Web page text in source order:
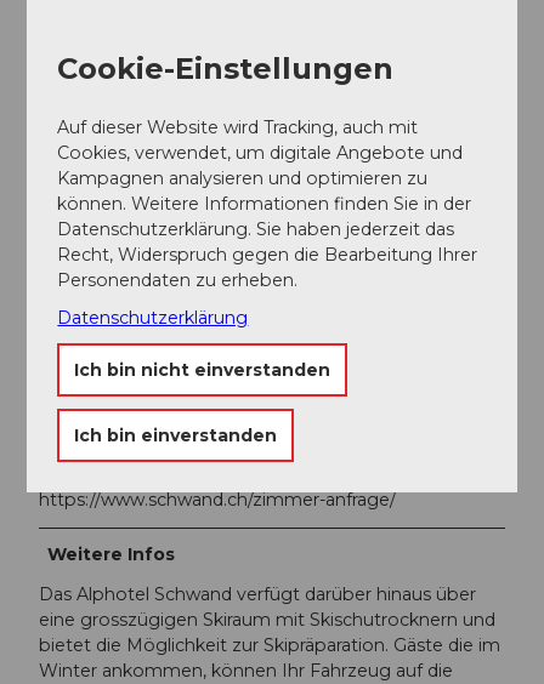
Kostenlos für Restaurant- und Hotelgäste
Der nächste Bahnhof befindet sich in Sörenberg.
Die Bahn fährt im Halbstunden-Takt von Luzern oder
Bern nach Schüpfheim –
mit Anschluss auf das Postauto Richtung Sörenberg.
Shuttle Service
Nur im Winter möglich
Social Media
Facebook
Preisinformationen
https://www.schwand.ch/zimmer-anfrage/
Weitere Infos
Das Alphotel Schwand verfügt darüber hinaus über
eine grosszügigen Skiraum mit Skischutrocknern und
bietet die Möglichkeit zur Skipräparation. Gäste die im
Winter ankommen, können Ihr Fahrzeug auf die
Cookie-Einstellungen
Auf dieser Website wird Tracking, auch mit
Cookies, verwendet, um digitale Angebote und
Kampagnen analysieren und optimieren zu
können. Weitere Informationen finden Sie in der
Datenschutzerklärung. Sie haben jederzeit das
Recht, Widerspruch gegen die Bearbeitung Ihrer
Personendaten zu erheben.
Datenschutzerklärung
Ich bin nicht einverstanden
Ich bin einverstanden